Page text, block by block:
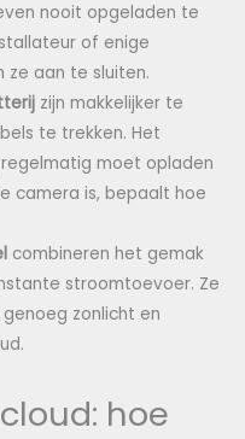
nooit opgeladen te
of enige
ze aan te sluiten.
zijn makkelijker te
te trekken. Het
moet opladen
camera is, bepaalt hoe
combineren het gemak
stroomtoevoer. Ze
zonlicht en
hoe